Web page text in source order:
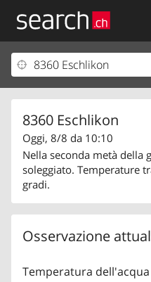
8360 Eschlikon
Oggi, 8/8 da 10:10
Nella seconda metà della
soleggiato. Temperature
gradi.
Osservazione
Temperatura dell'acqua
Il vostro profolio
Area clienti
Informazioni Legali